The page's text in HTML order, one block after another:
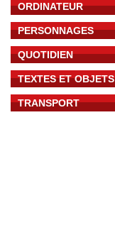
ORDINATEUR
PERSONNAGES
QUOTIDIEN
TEXTES ET OBJETS
TRANSPORT